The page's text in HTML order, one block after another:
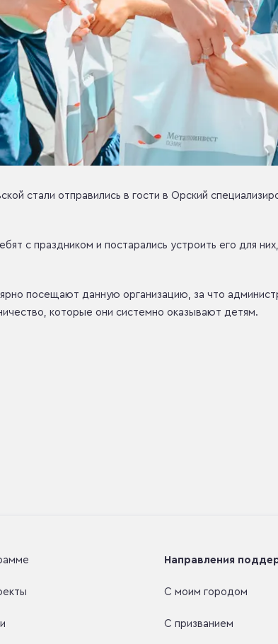
стали отправились в гости в Орский
с праздником и постарались устроить его для
посещают данную организацию, за что
которые они системно оказывают детям.
Направления
С моим городом
С призванием